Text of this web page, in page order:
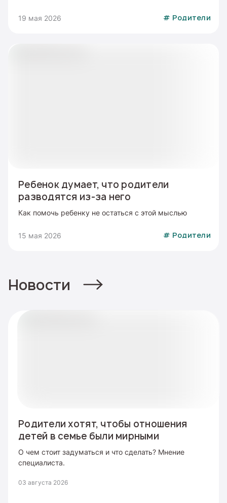
19 мая 2026 # Родители
Ребенок думает, что родители
разводятся из-за него
Как помочь ребенку не остаться с этой мыслью
15 мая 2026 # Родители
Новости
Родители хотят, чтобы отношения
детей в семье были мирными
О чем стоит задуматься и что сделать? Мнение
специалиста.
03 августа 2026